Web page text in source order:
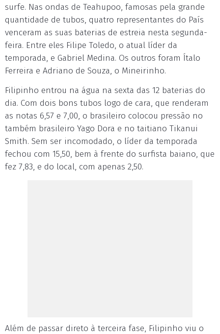
surfe. Nas ondas de Teahupoo, famosas pela grande
quantidade de tubos, quatro representantes do País
venceram as suas baterias de estreia nesta segunda-
feira. Entre eles Filipe Toledo, o atual líder da
temporada, e Gabriel Medina. Os outros foram Ítalo
Ferreira e Adriano de Souza, o Mineirinho.
Filipinho entrou na água na sexta das 12 baterias do
dia. Com dois bons tubos logo de cara, que renderam
as notas 6,57 e 7,00, o brasileiro colocou pressão no
também brasileiro Yago Dora e no taitiano Tikanui
Smith. Sem ser incomodado, o líder da temporada
fechou com 15,50, bem à frente do surfista baiano, que
fez 7,83, e do local, com apenas 2,50.
Além de passar direto à terceira fase, Filipinho viu o